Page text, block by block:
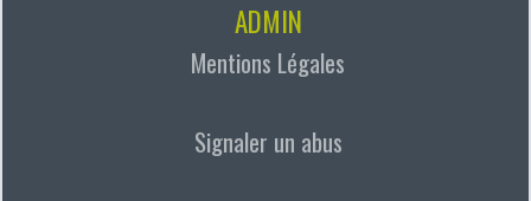
ADMIN
Mentions Légales
Signaler un abus